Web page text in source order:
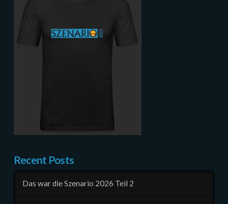
Recent Posts
Das war die Szenario 2026 Teil 2